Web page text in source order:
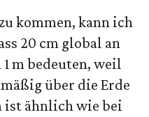
kommen, kann ich
20 cm global an
m bedeuten, weil
über die Erde
ist ähnlich wie bei